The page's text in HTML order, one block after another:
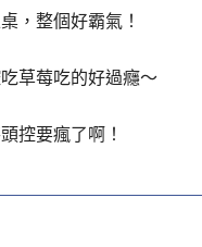
，整個好霸氣！
草莓吃的好過癮～
控要瘋了啊！